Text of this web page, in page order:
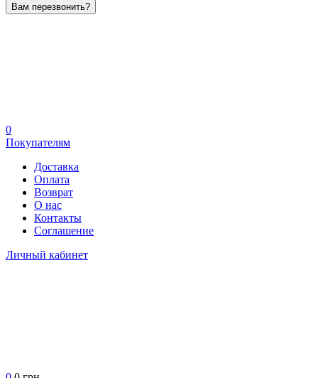
Вам перезвонить?
0
Покупателям
Доставка
Оплата
Возврат
О нас
Контакты
Соглашение
Личный кабинет